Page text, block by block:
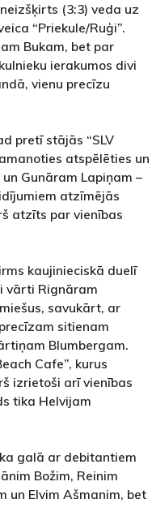
(3:3) veda uz
“Priekule/Ruģi”.
Bukam, bet par
ierakumos divi
vienu precīzu
pretī stājās “SLV
atspēlēties un
Gunāram Lapiņam –
atzīmējās
atzīts par vienības
kaujinieciskā duelī
vārti Rignāram
savukārt, ar
sitienam
Blumbergam.
Cafe”, kurus
izrietoši arī vienības
tika Helvijam
galā ar debitantiem
Božim, Reinim
un Elvim Ašmanim, bet